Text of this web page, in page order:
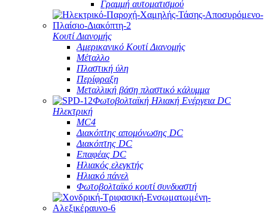
Γραμμή αυτοματισμού
Κουτί Διανομής
Αμερικανικό Κουτί Διανομής
Μέταλλο
Πλαστική ύλη
Περίφραξη
Μεταλλική βάση πλαστικό κάλυμμα
Φωτοβολταϊκή Ηλιακή Ενέργεια DC
Ηλεκτρική
MC4
Διακόπτης απομόνωσης DC
Διακόπτης DC
Επαφέας DC
Ηλιακός ελεγκτής
Ηλιακό πάνελ
Φωτοβολταϊκό κουτί συνδυαστή